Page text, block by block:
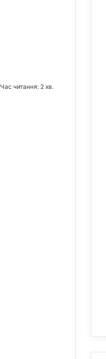
Час читання: 2 хв.